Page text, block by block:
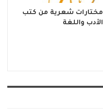
مختارات شعرية من كتب
الأدب واللغة